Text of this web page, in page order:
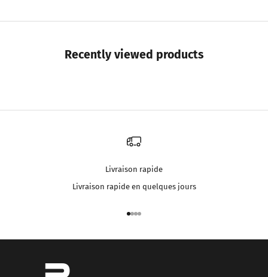
Recently viewed products
Livraison rapide
Livraison rapide en quelques jours
Aller à l'élément 1
Aller à l'élément 2
Aller à l'élément 3
Aller à l'élément 4